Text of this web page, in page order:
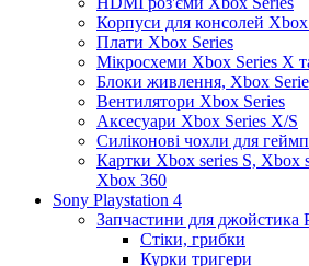
Корпуси для консолей
Плати Xbox Series
Мікросхеми Xbox Series X
Блоки живлення, Xbox
Вентилятори Xbox Series
Аксесуари Xbox Series X/S
Силіконові чохли для
Картки Xbox series S, Xbox
Xbox 360
Sony Playstation 4
Запчастини для джойстика
Стіки, грибки
Курки тригери